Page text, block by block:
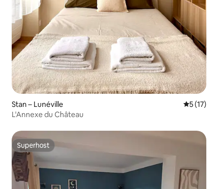
Stan – Lunéville Prosječna
5 (17)
L'Annexe du Château
Superhost
Superhost